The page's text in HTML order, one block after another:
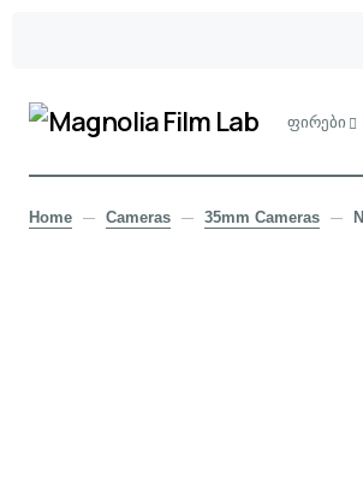
ფირები
Home Cameras 35mm Cameras